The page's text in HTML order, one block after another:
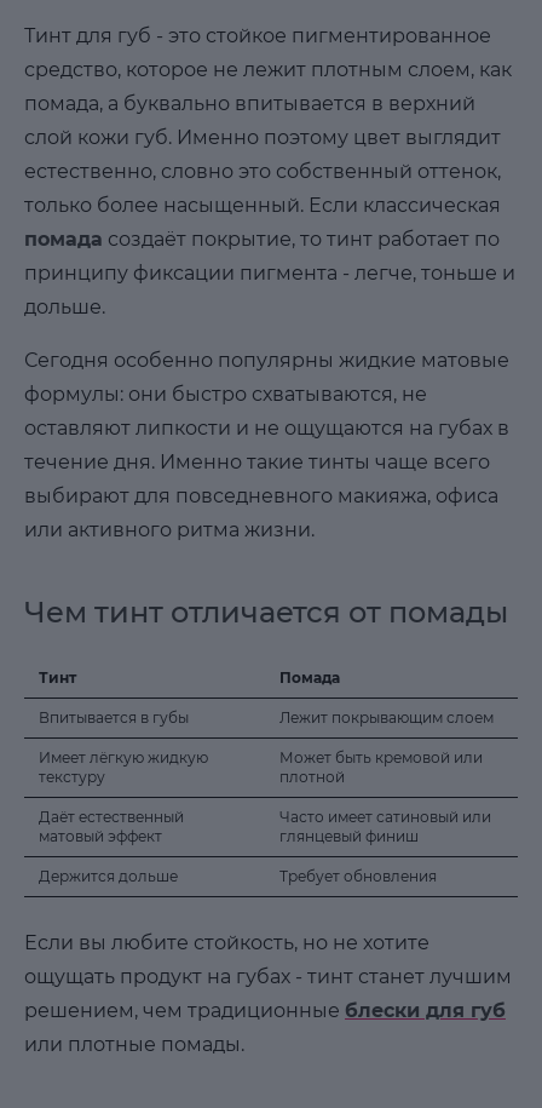
Тинт для губ - это стойкое пигментированное
средство, которое не лежит плотным слоем, как
помада, а буквально впитывается в верхний
слой кожи губ. Именно поэтому цвет выглядит
естественно, словно это собственный оттенок,
только более насыщенный. Если классическая
помада создаёт покрытие, то тинт работает по
принципу фиксации пигмента - легче, тоньше и
дольше.
Сегодня особенно популярны жидкие матовые
формулы: они быстро схватываются, не
оставляют липкости и не ощущаются на губах в
течение дня. Именно такие тинты чаще всего
выбирают для повседневного макияжа, офиса
или активного ритма жизни.
Чем тинт отличается от помады
Тинт Помада
Впитывается в губы Лежит покрывающим слоем
Имеет лёгкую жидкую
текстуру
Может быть кремовой или
плотной
Даёт естественный
матовый эффект
Часто имеет сатиновый или
глянцевый финиш
Держится дольше Требует обновления
Если вы любите стойкость, но не хотите
ощущать продукт на губах - тинт станет лучшим
решением, чем традиционные блески для губ
или плотные помады.